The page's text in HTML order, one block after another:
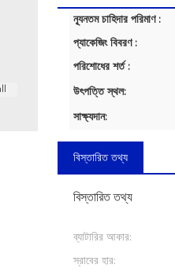
ন্যূনতম চাহিদার পরিমাণ :
প্যাকেজিং বিবরণ :
পরিশোধের শর্ত :
উৎপত্তি স্থল:
সাক্ষ্যদান:
বিস্তারিত তথ্য
বিস্তারিত তথ্য
ব্যাটারির আকার:
স্রাবের হার: